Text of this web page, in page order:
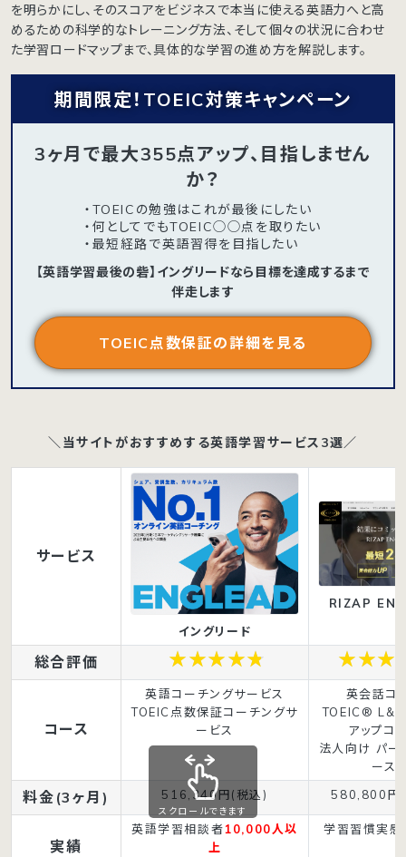
を明らかにし、そのスコアをビジネスで本当に使える英語力へと高
めるための科学的なトレーニング方法、そして個々の状況に合わせ
た学習ロードマップまで、具体的な学習の進め方を解説します。
期間限定！TOEIC対策キャンペーン
3ヶ月で最大355点アップ、目指しません
か？
・TOEICの勉強はこれが最後にしたい
・何としてでもTOEIC◯◯点を取りたい
・最短経路で英語習得を目指したい
【英語学習最後の砦】イングリードなら目標を達成するまで
伴走します
TOEIC点数保証の詳細を見る
＼当サイトがおすすめする英語学習サービス3選／
サービス
イングリード
RIZAP
総合評価
コース
英語コーチングサービス
TOEIC点数保証コーチングサ
ービス
英会話コ
TOEIC® L&R
アップコ
法人向け パー
ース
料金(3ヶ月) 516,340円(税込) 580,800円
実績
英語学習相談者10,000人以
上
学習習慣実
スクロールできます